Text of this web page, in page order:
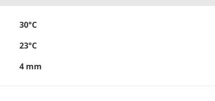
30°C
23°C
4 mm